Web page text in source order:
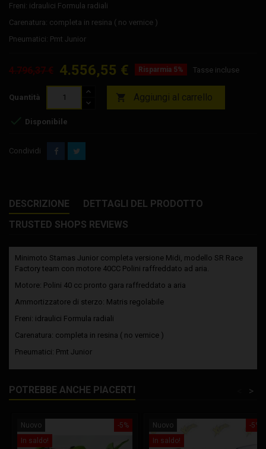
Freni: idraulici Formula radiali
Carenatura: completa in resina ( no vernice )
Pneumatici: Pmt Junior
4.796,37 € 4.556,55 € Risparmia 5% Tasse incluse
Quantità  Aggiungi al carrello
 Disponibile
Condividi
DESCRIZIONE
DETTAGLI DEL PRODOTTO
TRUSTED SHOPS REVIEWS
Minimoto Stamas Junior completa versione Midi, modello SR Race
Factory team con motore 40CC Polini raffreddato ad aria.
Motore: Polini 40 cc pronto gara raffreddato a aria
Ammortizzatore di sterzo: Matris regolabile
Freni: idraulici Formula radiali
Carenatura: completa in resina ( no vernice )
Pneumatici: Pmt Junior
POTREBBE ANCHE PIACERTI >
-5%
Nuovo
In saldo!
-5%
Nuovo
In saldo!